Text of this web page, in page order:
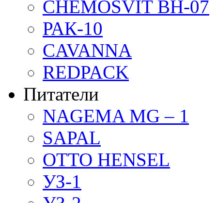
CHEMOSVIT BH-07
РАК-10
CAVANNA
REDPACK
Питатели
NAGEMA MG – 1
SAPAL
OTTO HENSEL
УЗ-1